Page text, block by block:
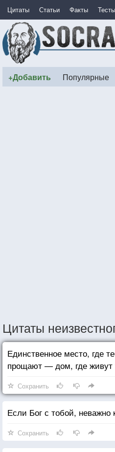
Цитаты Статьи Факты Тесты
+Добавить Популярные
Цитаты
Единственное место, где
прощают — дом, где живут
Сохранить
Если Бог с тобой, неважно
Сохранить